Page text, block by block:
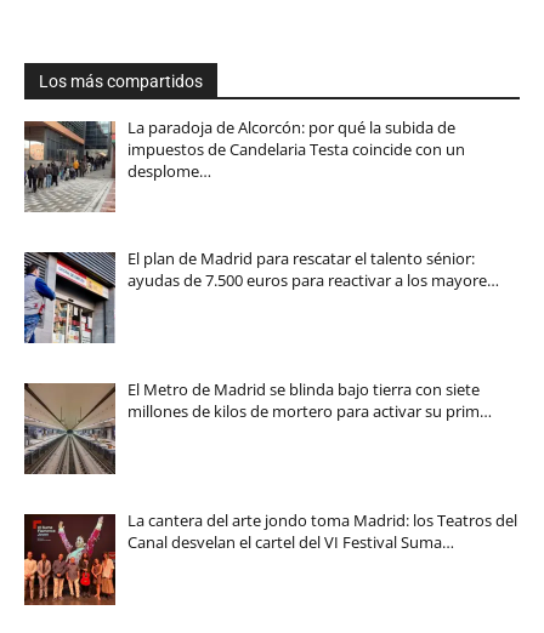
Los más compartidos
La paradoja de Alcorcón: por qué la subida de
impuestos de Candelaria Testa coincide con un
desplome…
El plan de Madrid para rescatar el talento sénior:
ayudas de 7.500 euros para reactivar a los mayore…
El Metro de Madrid se blinda bajo tierra con siete
millones de kilos de mortero para activar su prim…
La cantera del arte jondo toma Madrid: los Teatros del
Canal desvelan el cartel del VI Festival Suma…